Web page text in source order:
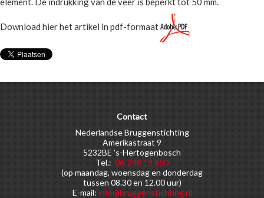
Download hier het artikel in pdf-formaat
Contact
Nederlandse Bruggenstichting
Amerikastraat 9
5232BE 's-Hertogenbosch
Tel.: 06-288 19 650
(op maandag, woensdag en donderdag
tussen 08.30 en 12.00 uur)
E-mail: info@bruggenstichting.nl